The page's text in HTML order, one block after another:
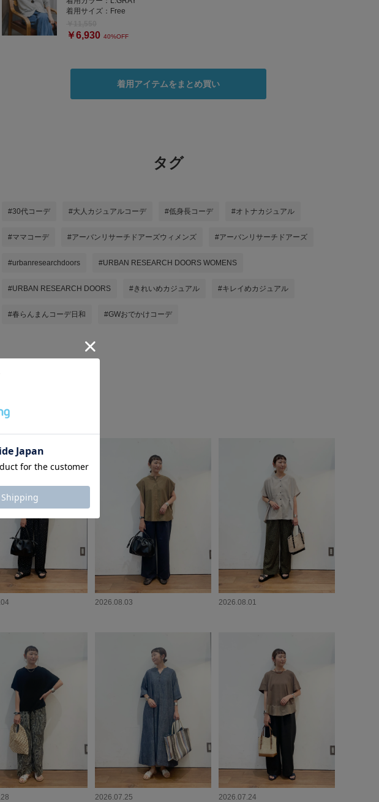
着用サイズ： Free
￥6,930 40%OFF
着用アイテムをまとめ買い
タグ
#30代コーデ #大人カジュアルコーデ #低身長コーデ #オトナカジュアル
#ママコーデ #アーバンリサーチドアーズウィメンズ #アーバンリサーチドアーズ
#urbanresearchdoors #URBAN RESEARCH DOORS WOMENS
#URBAN RESEARCH DOORS #きれいめカジュアル #キレイめカジュアル
#春らんまんコーデ日和 #GWおでかけコーデ
イリング
2026.08.03 2026.08.01
2026.07.25 2026.07.24